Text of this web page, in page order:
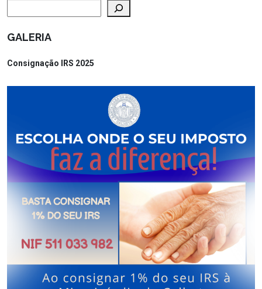
GALERIA
Consignação IRS 2025